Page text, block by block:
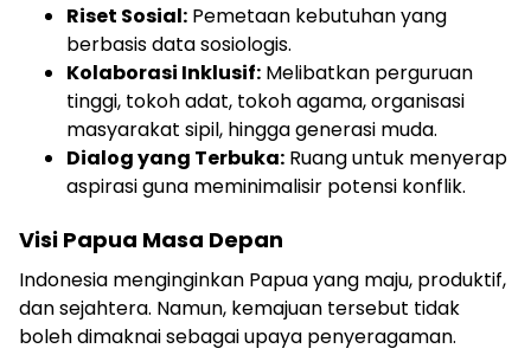
Riset Sosial: Pemetaan kebutuhan yang
berbasis data sosiologis.
Kolaborasi Inklusif: Melibatkan perguruan
tinggi, tokoh adat, tokoh agama, organisasi
masyarakat sipil, hingga generasi muda.
Dialog yang Terbuka: Ruang untuk menyerap
aspirasi guna meminimalisir potensi konflik.
Visi Papua Masa Depan
Indonesia menginginkan Papua yang maju, produktif,
dan sejahtera. Namun, kemajuan tersebut tidak
boleh dimaknai sebagai upaya penyeragaman.